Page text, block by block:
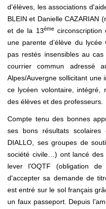
d'élèves, les associations
BLEIN et Danielle CAZARIAN
et de la 13èmecirconscription
une parente d’élève du
pas restés insensibles au
courrier commun adressé
Alpes/Auvergne sollicitant une
ce lycéen volontaire, intégré,
des élèves et des professeurs.
Compte tenu des bonnes
ses bons résultats
DIALLO, ses groupes de
société civile…) ont lancé
lever l'OQTF (obligation
d'accepter sa demande de
est entré sur le sol français
un faux passeport. Depuis